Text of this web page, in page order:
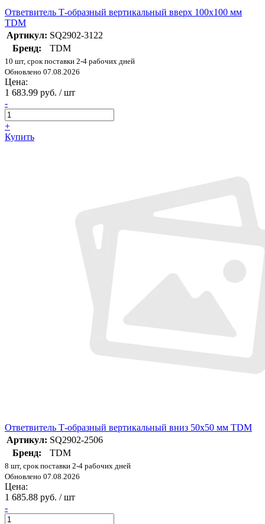
Ответвитель Т-образный вертикальный вверх 100х100 мм
TDM
Артикул: SQ2902-3122
Бренд:
TDM
10 шт, срок поставки 2-4 рабочих дней
Обновлено 07.08.2026
Цена:
1 683.99 руб. / шт
-
+
Купить
Ответвитель Т-образный вертикальный вниз 50х50 мм TDM
Артикул: SQ2902-2506
Бренд:
TDM
8 шт, срок поставки 2-4 рабочих дней
Обновлено 07.08.2026
Цена:
1 685.88 руб. / шт
-